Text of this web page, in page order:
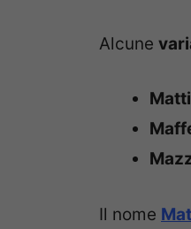
Alcune
Il nome